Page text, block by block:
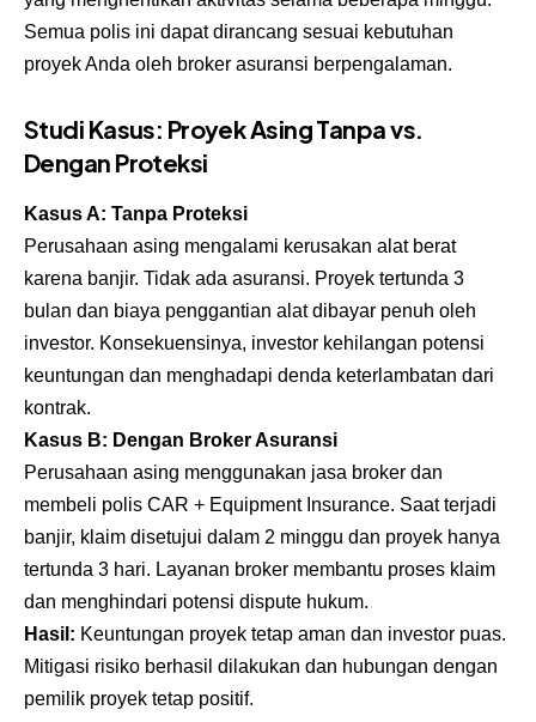
Semua polis ini dapat dirancang sesuai kebutuhan
proyek Anda oleh broker asuransi berpengalaman.
Studi Kasus: Proyek Asing Tanpa vs.
Dengan Proteksi
Kasus A: Tanpa Proteksi
Perusahaan asing mengalami kerusakan alat berat
karena banjir. Tidak ada asuransi. Proyek tertunda 3
bulan dan biaya penggantian alat dibayar penuh oleh
investor. Konsekuensinya, investor kehilangan potensi
keuntungan dan menghadapi denda keterlambatan dari
kontrak.
Kasus B: Dengan Broker Asuransi
Perusahaan asing menggunakan jasa broker dan
membeli polis CAR + Equipment Insurance. Saat terjadi
banjir, klaim disetujui dalam 2 minggu dan proyek hanya
tertunda 3 hari. Layanan broker membantu proses klaim
dan menghindari potensi dispute hukum.
Hasil: Keuntungan proyek tetap aman dan investor puas.
Mitigasi risiko berhasil dilakukan dan hubungan dengan
pemilik proyek tetap positif.